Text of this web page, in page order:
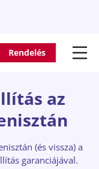
Rendelés
az
(és vissza) a
garanciájával.